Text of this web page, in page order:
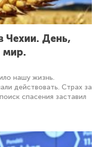
Чехии. День,
мир.
нашу жизнь.
действовать. Страх за
спасения заставил